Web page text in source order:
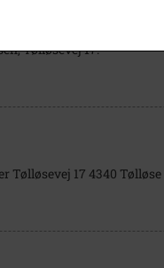
Tølløsevej 17.
Tølløsevej 17 4340 Tølløse